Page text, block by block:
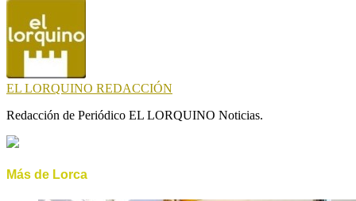
EL LORQUINO REDACCIÓN
Redacción de Periódico EL LORQUINO Noticias.
Más de Lorca